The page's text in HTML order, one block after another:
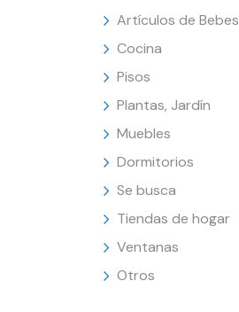
Artículos de Bebes
Cocina
Pisos
Plantas, Jardín
Muebles
Dormitorios
Se busca
Tiendas de hogar
Ventanas
Otros